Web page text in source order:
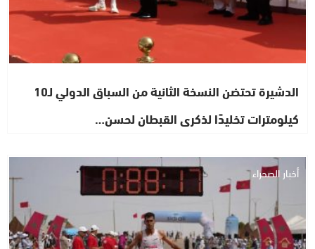
الدشيرة تحتضن النسخة الثانية من السباق الدولي لـ10
كيلومترات تخليدًا لذكرى القبطان لحسن…
أخبار الصحراء